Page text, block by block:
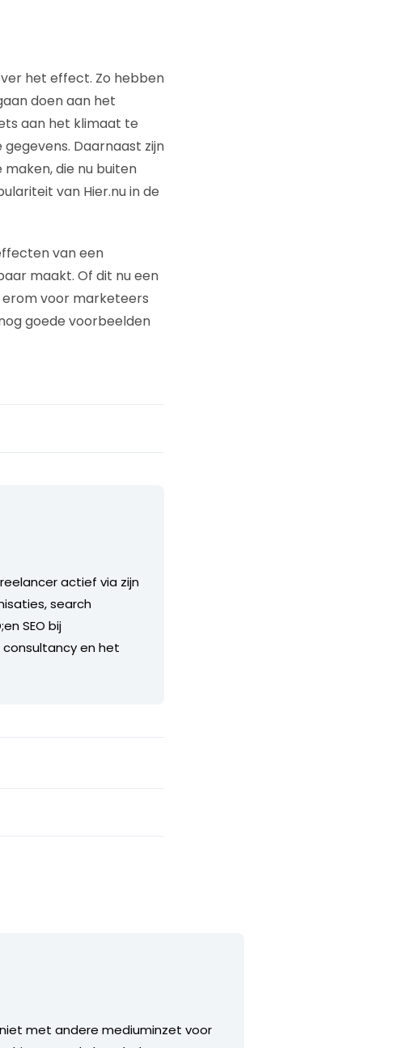
het effect. Zo hebben
doen aan het
aan het klimaat te
Daarnaast zijn
die nu buiten
van Hier.nu in de
van een
maakt. Of dit nu een
erom voor marketeers
goede voorbeelden
actief via zijn
search
SEO bij
consultancy en het
met andere mediuminzet voor